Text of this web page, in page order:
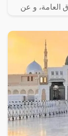
العامة، و عن